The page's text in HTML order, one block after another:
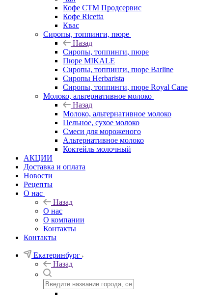
Кофе СТМ Продсервис
Кофе Ricetta
Квас
Сиропы, топпинги, пюре
Назад
Сиропы, топпинги, пюре
Пюре MIKALE
Сиропы, топпинги, пюре Barline
Сиропы Herbarista
Сиропы, топпинги, пюре Royal Cane
Молоко, альтернативное молоко
Назад
Молоко, альтернативное молоко
Цельное, сухое молоко
Смеси для мороженого
Альтернативное молоко
Коктейль молочный
АКЦИИ
Доставка и оплата
Новости
Рецепты
О нас
Назад
О нас
О компании
Контакты
Контакты
Екатеринбург
Назад